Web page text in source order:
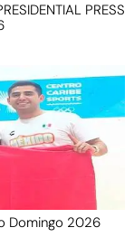
PRESS
Domingo 2026